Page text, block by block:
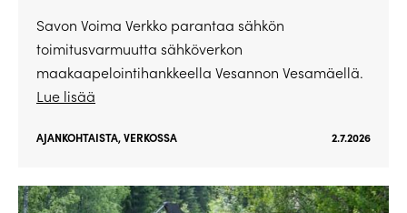
Savon Voima Verkko parantaa sähkön
toimitusvarmuutta sähköverkon
maakaapelointihankkeella Vesannon Vesamäellä.
Lue lisää
AJANKOHTAISTA,VERKOSSA 2.7.2026